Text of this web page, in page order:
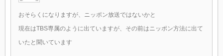
おそらくになりますが、ニッポン放送ではないかと
現在はTBS専属のように出ていますが、その前はニッポン方法に出て
いたと聞いています